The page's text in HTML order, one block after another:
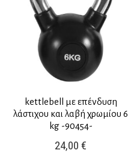
kettlebell με επένδυση
λάστιχου και λαβή χρωμίου 6
kg -90454-
24,00€